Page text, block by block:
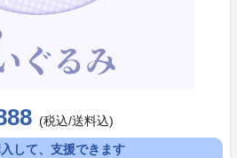
(税込/送料込)
して、支援できます